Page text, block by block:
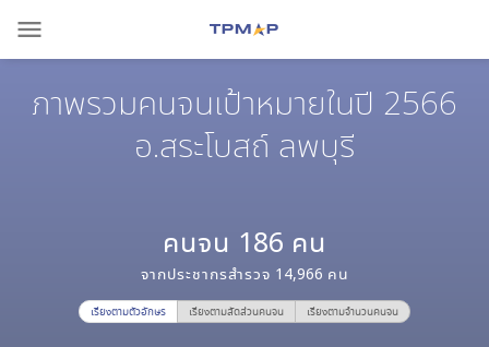
menu
ภาพรวมคนจนเป้าหมายในปี 2566
อ.สระโบสถ์ ลพบุรี
คนจน 186 คน
จากประชากรสำรวจ 14,966 คน
เรียงตามตัวอักษร เรียงตามสัดส่วนคนจน เรียงตามจำนวนคนจน